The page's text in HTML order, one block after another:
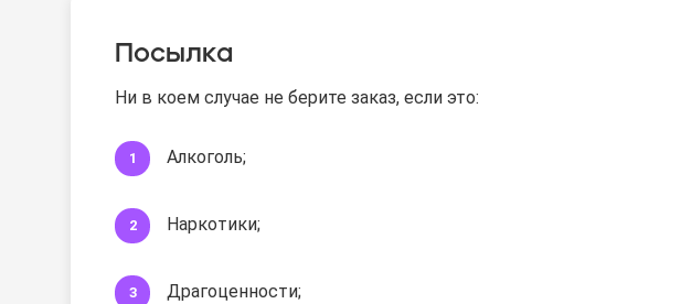
Посылка
Ни в коем случае не берите заказ, если это:
Алкоголь;
Наркотики;
Драгоценности;